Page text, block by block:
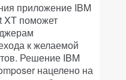
приложение IBM
XT поможет
к желаемой
Решение IBM
нацелено на